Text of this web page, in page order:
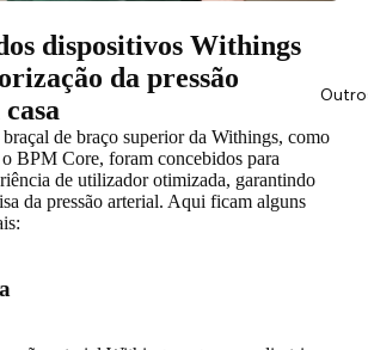
dispositivos Withings
da pressão
de braço superior da Withings, como
BPM Core, foram concebidos para
de utilizador otimizada, garantindo
da pressão arterial. Aqui ficam alguns